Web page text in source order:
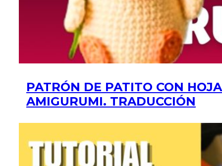
PATRÓN DE PATITO CON HOJA
AMIGURUMI. TRADUCCIÓN